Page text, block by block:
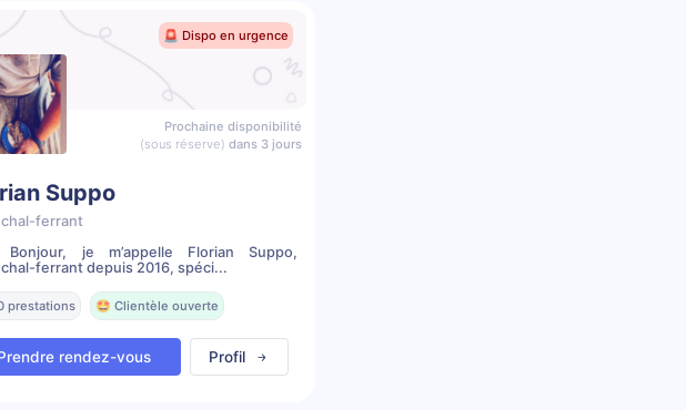
🚨 Dispo en urgence
Prochaine disponibilité
(sous réserve) dans 3 jours
Suppo
ferrant
je m’appelle Florian Suppo,
ferrant depuis 2016, spéci...
prestations 🤩 Clientèle ouverte
rendez-vous Profil